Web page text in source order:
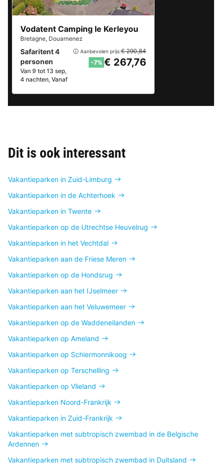
Vodatent Camping le Kerleyou
Bretagne, Douarnenez
Safaritent 4
personen
Van 9 tot 13 sep,
4 nachten, Vanaf
Aanbevolen prijs:€ 290,84
-7% € 267,76
Dit is ook interessant
Vakantieparken in Zuid-Limburg
Vakantieparken in de Achterhoek
Vakantieparken in Twente
Vakantieparken op de Utrechtse Heuvelrug
Vakantieparken in het Vechtdal
Vakantieparken aan de Friese Meren
Vakantieparken op de Hondsrug
Vakantieparken aan het IJselmeer
Vakantieparken aan het Veluwemeer
Vakantieparken op de Waddeneilanden
Vakantieparken op Ameland
Vakantieparken op Schiermonnikoog
Vakantieparken op Terschelling
Vakantieparken op Vlieland
Vakantieparken Noord-Frankrijk
Vakantieparken in Zuid-Frankrijk
Vakantieparken met subtropisch zwembad in de Belgische
Ardennen
Vakantieparken met subtropisch zwembad in Duitsland